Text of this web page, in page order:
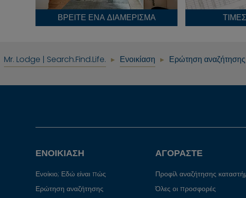
ΒΡΕΊΤΕ ΈΝΑ ΔΙΑΜΈΡΙΣΜΑ
Mr. Lodge | Search.Find.Life. Ενοικίαση Ερώτηση αναζήτησης
ΕΝΟΙΚΊΑΣΗ
Ενοίκιο; Εδώ είναι πώς
Ερώτηση αναζήτησης
ΑΓΟΡΆΣΤΕ
Προφίλ αναζήτησης
Όλες οι προσφορές